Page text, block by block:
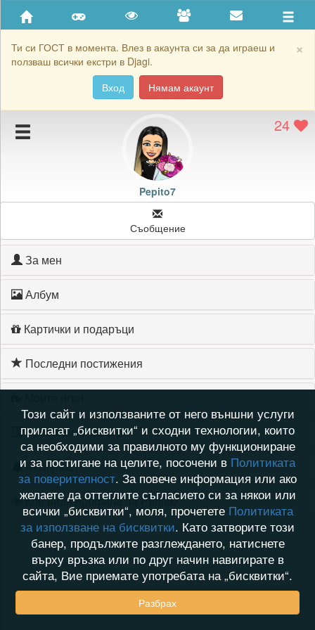
×
Ти си ГОСТ в момента. Влез в акаунта си за да играеш и
ползваш всички екстри в Djagi.
Вход
Нямам акаунт
Приятели
Хронология на игри
Подаръците на Pepito7 24
Pepito7
Съобщение
За мен
Албум
Картички и подаръци
Последни постижения
Хронология на игри
Активност
Кой видя профила на Pepito7
Този сайт и използваните от него външни услуги
прилагат „бисквитки“ и сходни технологии, които
са необходими за правилното му функциониране
и за постигане на целите, посочени в Политиката
за поверителност. За повече информация или ако
желаете да оттеглите съгласието си за някои или
всички „бисквитки“, моля, прочетете Политиката
за използване на бисквитки. Като затворите този
банер, продължите разглеждането, натиснете
върху връзка или по друг начин навигирате в
сайта, Вие приемате употребата на „бисквитки“.
Разбрах